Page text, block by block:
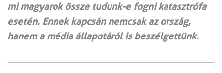
mi magyarok össze tudunk-e fogni katasztrófa
esetén. Ennek kapcsán nemcsak az ország,
hanem a média állapotáról is beszélgettünk.